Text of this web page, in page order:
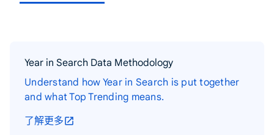
Year in Search Data Methodology
Understand how Year in Search is put together
and what Top Trending means.
了解更多